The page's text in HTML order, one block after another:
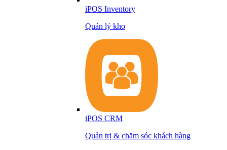
iPOS Inventory
Quản lý kho
iPOS CRM
Quản trị & chăm sóc khách hàng